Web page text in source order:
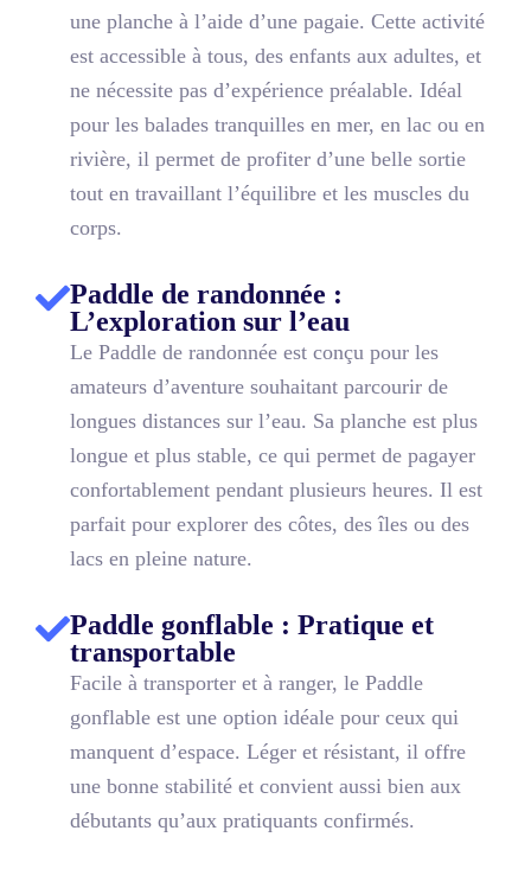
une planche à l’aide d’une pagaie. Cette activité
est accessible à tous, des enfants aux adultes, et
ne nécessite pas d’expérience préalable. Idéal
pour les balades tranquilles en mer, en lac ou en
rivière, il permet de profiter d’une belle sortie
tout en travaillant l’équilibre et les muscles du
corps.
Paddle de randonnée :
L’exploration sur l’eau
Le Paddle de randonnée est conçu pour les
amateurs d’aventure souhaitant parcourir de
longues distances sur l’eau. Sa planche est plus
longue et plus stable, ce qui permet de pagayer
confortablement pendant plusieurs heures. Il est
parfait pour explorer des côtes, des îles ou des
lacs en pleine nature.
Paddle gonflable : Pratique et
transportable
Facile à transporter et à ranger, le Paddle
gonflable est une option idéale pour ceux qui
manquent d’espace. Léger et résistant, il offre
une bonne stabilité et convient aussi bien aux
débutants qu’aux pratiquants confirmés.